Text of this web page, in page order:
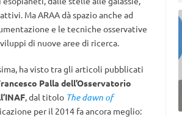
Ma ARAA dà spazio anche ad
e le tecniche osservative
di nuove aree di ricerca.
ha visto tra gli articoli pubblicati
Palla dell’Osservatorio
, dal titolo The dawn of
per il 2014 fa ancora meglio: